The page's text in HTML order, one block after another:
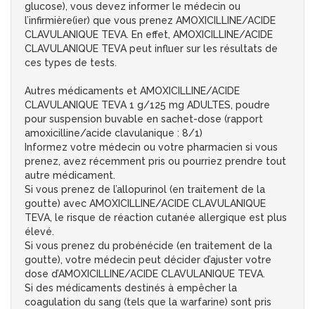
glucose), vous devez informer le médecin ou
l’infirmière(ier) que vous prenez AMOXICILLINE/ACIDE
CLAVULANIQUE TEVA. En effet, AMOXICILLINE/ACIDE
CLAVULANIQUE TEVA peut influer sur les résultats de
ces types de tests.
Autres médicaments et AMOXICILLINE/ACIDE
CLAVULANIQUE TEVA 1 g/125 mg ADULTES, poudre
pour suspension buvable en sachet-dose (rapport
amoxicilline/acide clavulanique : 8/1)
Informez votre médecin ou votre pharmacien si vous
prenez, avez récemment pris ou pourriez prendre tout
autre médicament.
Si vous prenez de l’allopurinol (en traitement de la
goutte) avec AMOXICILLINE/ACIDE CLAVULANIQUE
TEVA, le risque de réaction cutanée allergique est plus
élevé.
Si vous prenez du probénécide (en traitement de la
goutte), votre médecin peut décider d’ajuster votre
dose d’AMOXICILLINE/ACIDE CLAVULANIQUE TEVA.
Si des médicaments destinés à empêcher la
coagulation du sang (tels que la warfarine) sont pris